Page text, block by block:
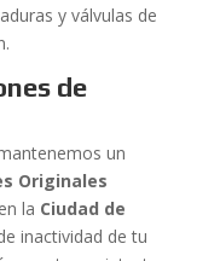
y válvulas de
de
un
Originales
la Ciudad de
inactividad de tu